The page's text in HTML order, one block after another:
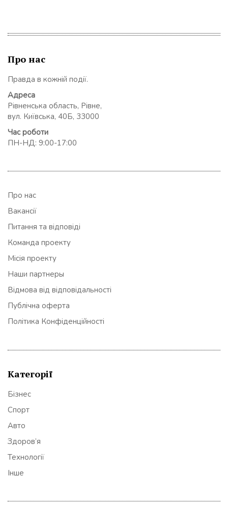
Про нас
Правда в кожній події.
Адреса
Рівненська область, Рівне,
вул. Київська, 40Б, 33000
Час роботи
ПН-НД: 9:00-17:00
Про нас
Вакансії
Питання та відповіді
Команда проекту
Місія проекту
Наши партнеры
Відмова від відповідальності
Публічна оферта
Політика Конфіденційності
Категорії
Бізнес
Спорт
Авто
Здоров’я
Технології
Інше